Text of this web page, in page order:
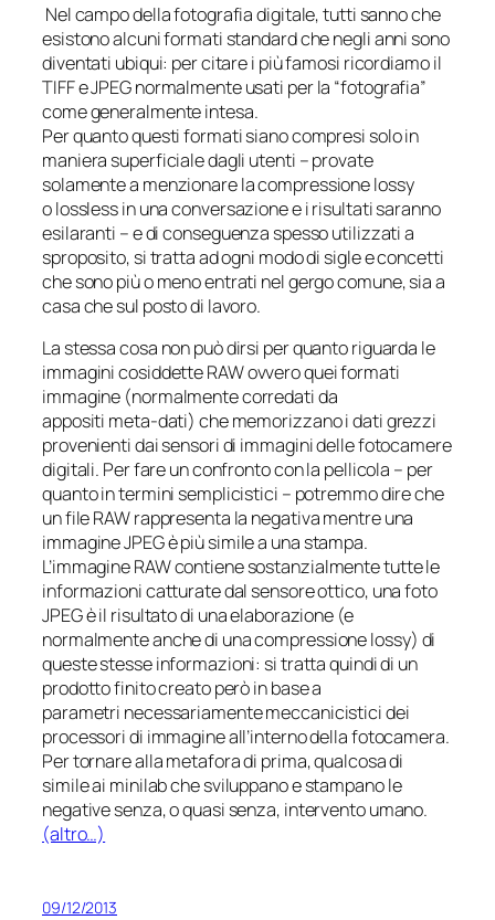
Nel campo della fotografia digitale, tutti sanno che
esistono alcuni formati standard che negli anni sono
diventati ubiqui: per citare i più famosi ricordiamo il
TIFF e JPEG normalmente usati per la “fotografia”
come generalmente intesa.
Per quanto questi formati siano compresi solo in
maniera superficiale dagli utenti – provate
solamente a menzionare la compressionelossy
olosslessin una conversazione e i risultati saranno
esilaranti – e di conseguenza spesso utilizzati a
sproposito, si tratta ad ogni modo di sigle e concetti
che sono più o meno entrati nel gergo comune, sia a
casa che sul posto di lavoro.
La stessa cosa non può dirsi per quanto riguarda le
immagini cosiddetteRAWovvero quei formati
immagine (normalmente corredati da
appositi meta-dati) che memorizzano i dati grezzi
provenienti dai sensori di immagini delle fotocamere
digitali. Per fare un confronto con la pellicola – per
quanto in termini semplicistici – potremmo dire che
un file RAW rappresenta la negativa mentre una
immagine JPEG è più simile a una stampa.
L’immagine RAW contiene sostanzialmente tutte le
informazioni catturate dal sensore ottico, una foto
JPEG è il risultato di una elaborazione (e
normalmente anche di una compressionelossy) di
queste stesse informazioni: si tratta quindi di un
prodotto finito creato però in base a
parametri necessariamente meccanicistici dei
processori di immagine all’interno della fotocamera.
Per tornare alla metafora di prima, qualcosa di
simile ai minilabche sviluppano e stampano le
negative senza, o quasi senza, intervento umano.
(altro…)
09/12/2013